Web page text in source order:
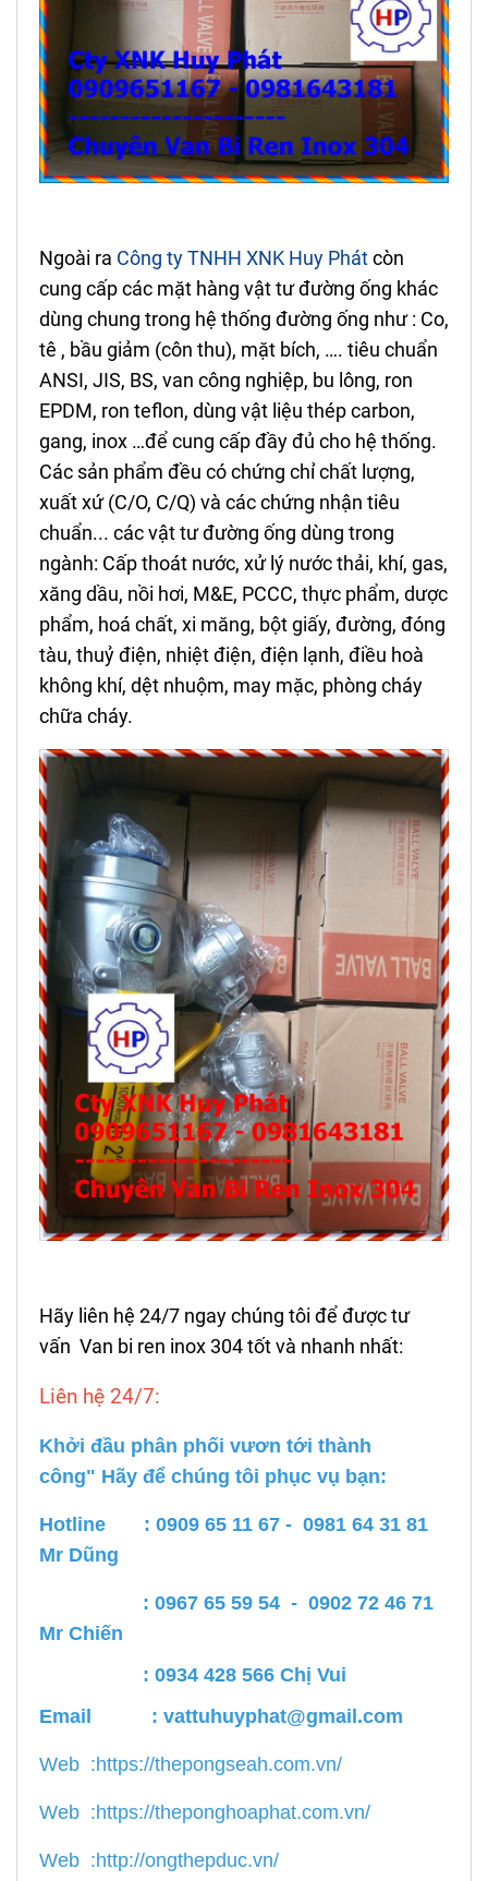
Ngoài ra Công ty TNHH XNK Huy Phátcòn
cung cấp các mặt hàng vật tư đường ống khác
dùng chung trong hệ thống đường ống như : Co,
tê , bầu giảm (côn thu), mặt bích, …. tiêu chuẩn
ANSI, JIS, BS, van công nghiệp, bu lông, ron
EPDM, ron teflon, dùng vật liệu thép carbon,
gang, inox …để cung cấp đầy đủ cho hệ thống.
Các sản phẩm đều có chứng chỉ chất lượng,
xuất xứ (C/O, C/Q) và các chứng nhận tiêu
chuẩn... các vật tư đường ống dùng trong
ngành: Cấp thoát nước, xử lý nước thải, khí, gas,
xăng dầu, nồi hơi, M&E, PCCC, thực phẩm, dược
phẩm, hoá chất, xi măng, bột giấy, đường, đóng
tàu, thuỷ điện, nhiệt điện, điện lạnh, điều hoà
không khí, dệt nhuộm, may mặc, phòng cháy
chữa cháy.
Hãy liên hệ 24/7 ngay chúng tôi để được tư
vấn Van bi ren inox 304 tốt và nhanh nhất:
Liên hệ 24/7:
Khởi đầu phân phối vươn tới thành
công" Hãy để chúng tôi phục vụ bạn:
Hotline : 0909 65 11 67 - 0981 64 31 81
Mr Dũng
: 0967 65 59 54 - 0902 72 46 71
Mr Chiến
: 0934 428 566 Chị Vui
Email : vattuhuyphat@gmail.com
Web :https://thepongseah.com.vn/
Web :https://theponghoaphat.com.vn/
Web :http://ongthepduc.vn/